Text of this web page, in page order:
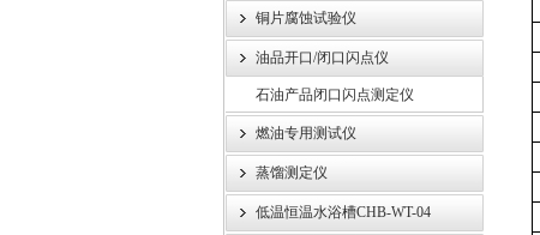
铜片腐蚀试验仪
油品开口/闭口闪点仪
石油产品闭口闪点测定仪
燃油专用测试仪
蒸馏测定仪
低温恒温水浴槽CHB-WT-04